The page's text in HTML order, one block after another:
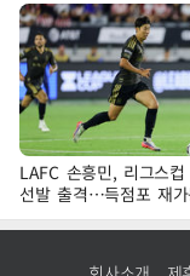
LAFC 손흥민, 리그스컵
선발 출격…득점포 재